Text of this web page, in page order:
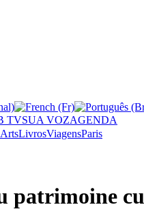
TVSUA VOZAGENDA
ArtsLivrosViagensParis
patrimoine